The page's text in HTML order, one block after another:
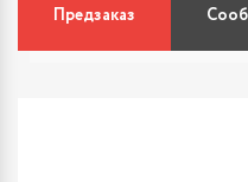
Предзаказ